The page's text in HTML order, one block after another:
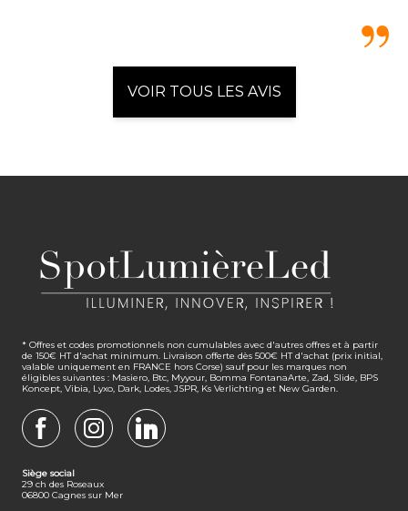
VOIR TOUS LES AVIS
* Offres et codes promotionnels non cumulables avec d'autres offres et à partir
de 150€ HT d'achat minimum. Livraison offerte dès 500€ HT d'achat (prix initial,
valable uniquement en FRANCE hors Corse) sauf pour les marques non
éligibles suivantes : Masiero, Btc, Myyour, Bomma FontanaArte, Zad, Slide, BPS
Koncept, Vibia, Lyxo, Dark, Lodes, JSPR, Ks Verlichting et New Garden.
Siège social
29 ch des Roseaux
06800 Cagnes sur Mer